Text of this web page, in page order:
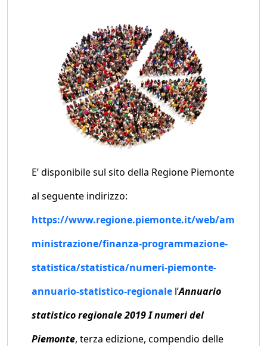
E’ disponibile sul sito della Regione Piemonte
al seguente indirizzo:
https://www.regione.piemonte.it/web/am
ministrazione/finanza-programmazione-
statistica/statistica/numeri-piemonte-
annuario-statistico-regionale l’Annuario
statistico regionale 2019 I numeri del
Piemonte, terza edizione, compendio delle